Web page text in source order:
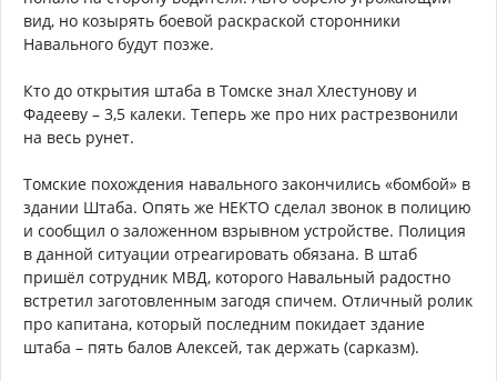
вид, но козырять боевой раскраской сторонники
Навального будут позже.
Кто до открытия штаба в Томске знал Хлестунову и
Фадееву – 3,5 калеки. Теперь же про них растрезвонили
на весь рунет.
Томские похождения навального закончились «бомбой» в
здании Штаба. Опять же НЕКТО сделал звонок в полицию
и сообщил о заложенном взрывном устройстве. Полиция
в данной ситуации отреагировать обязана. В штаб
пришёл сотрудник МВД, которого Навальный радостно
встретил заготовленным загодя спичем. Отличный ролик
про капитана, который последним покидает здание
штаба – пять балов Алексей, так держать (сарказм).